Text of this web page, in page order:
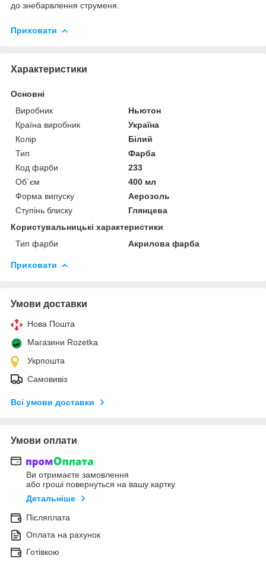
до знебарвлення струменя.
Приховати
Характеристики
Основні
Виробник
Ньютон
Країна виробник
Україна
Колір
Білий
Тип
Фарба
Код фарби
233
Об`єм
400 мл
Форма випуску
Аерозоль
Ступінь блиску
Глянцева
Користувальницькі характеристики
Тип фарби
Акрилова фарба
Приховати
Умови доставки
Нова Пошта
Магазини Rozetka
Укрпошта
Самовивіз
Всі умови доставки
Умови оплати
Ви отримаєте замовлення
або гроші повернуться на вашу картку
Детальніше
Післяплата
Оплата на рахунок
Готівкою